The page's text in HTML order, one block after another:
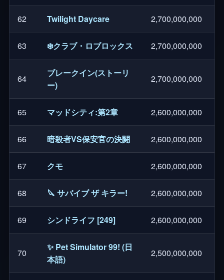
62 Twilight Daycare 2,700,000,000
63 ❄️クラブ・ロブロックス 2,700,000,000
64
ブレークイン(ストーリ
ー)
2,700,000,000
65 マッドシティ:第2章 2,600,000,000
66 暗殺者VS保安官の決闘 2,600,000,000
67 クモ 2,600,000,000
68 🔪 サバイブ ザ キラー! 2,600,000,000
69 シンドライフ [249] 2,600,000,000
70
✨ Pet Simulator 99! (日
本語)
2,500,000,000